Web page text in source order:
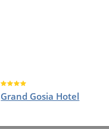
Grand Gosia Hotel